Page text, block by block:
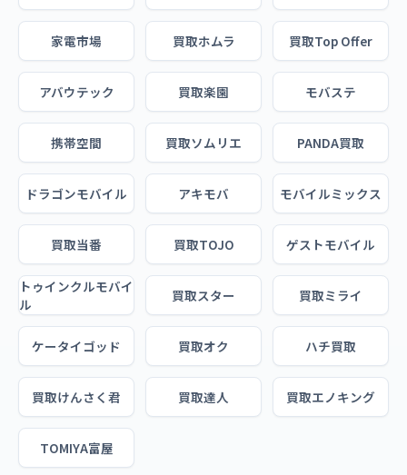
家電市場 買取ホムラ 買取Top Offer
アバウテック 買取楽園 モバステ
携帯空間 買取ソムリエ PANDA買取
ドラゴンモバイル アキモバ モバイルミックス
買取当番 買取TOJO ゲストモバイル
トゥインクルモバイ
ル
買取スター 買取ミライ
ケータイゴッド 買取オク ハチ買取
買取けんさく君 買取達人 買取エノキング
TOMIYA富屋